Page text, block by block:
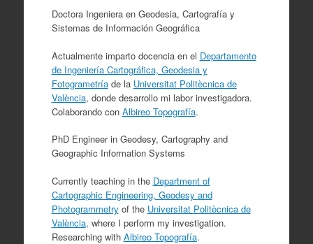
Doctora Ingeniera en Geodesia, Cartografía y
Sistemas de Información Geográfica
Actualmente imparto docencia en el Departamento
de Ingeniería Cartográfica, Geodesia y
Fotogrametríade la Universitat Politècnica de
València, donde desarrollo mi labor investigadora.
Colaborando con Albireo Topografía.
PhD Engineer in Geodesy, Cartography and
Geographic Information Systems
Currently teaching in the Department of
Cartographic Engineering, Geodesy and
Photogrammetry of the Universitat Politècnica de
València, where I perform my investigation.
Researching with Albireo Topografía.